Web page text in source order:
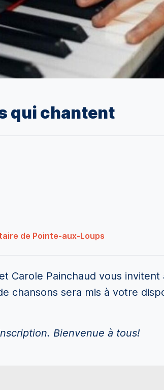
qui chantent
de Pointe-aux-Loups
Carole Painchaud vous
chansons sera mis à votre
Bienvenue à tous!